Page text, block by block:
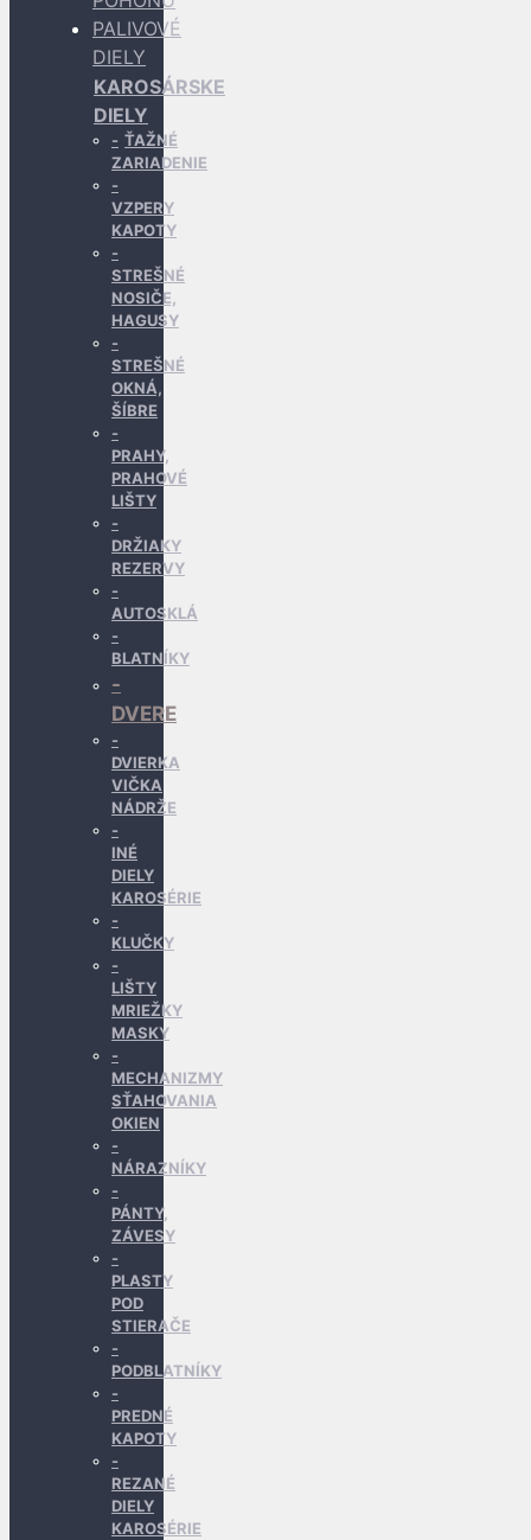
PALIVOVÉ
DIELY
KAROSÁRSKE
DIELY
ŤAŽNÉ
ZARIADENIE
VZPERY
KAPOTY
STREŠNÉ
NOSIČE,
HAGUSY
STREŠNÉ
OKNÁ,
ŠÍBRE
PRAHY,
PRAHOVÉ
LIŠTY
DRŽIAKY
REZERVY
AUTOSKLÁ
BLATNÍKY
DVERE
DVIERKA
VIČKA
NÁDRŽE
INÉ
DIELY
KAROSÉRIE
KLUČKY
LIŠTY
MRIEŽKY
MASKY
MECHANIZMY
SŤAHOVANIA
OKIEN
NÁRAZNÍKY
PÁNTY,
ZÁVESY
PLASTY
POD
STIERAČE
PODBLATNÍKY
PREDNÉ
KAPOTY
REZANÉ
DIELY
KAROSÉRIE